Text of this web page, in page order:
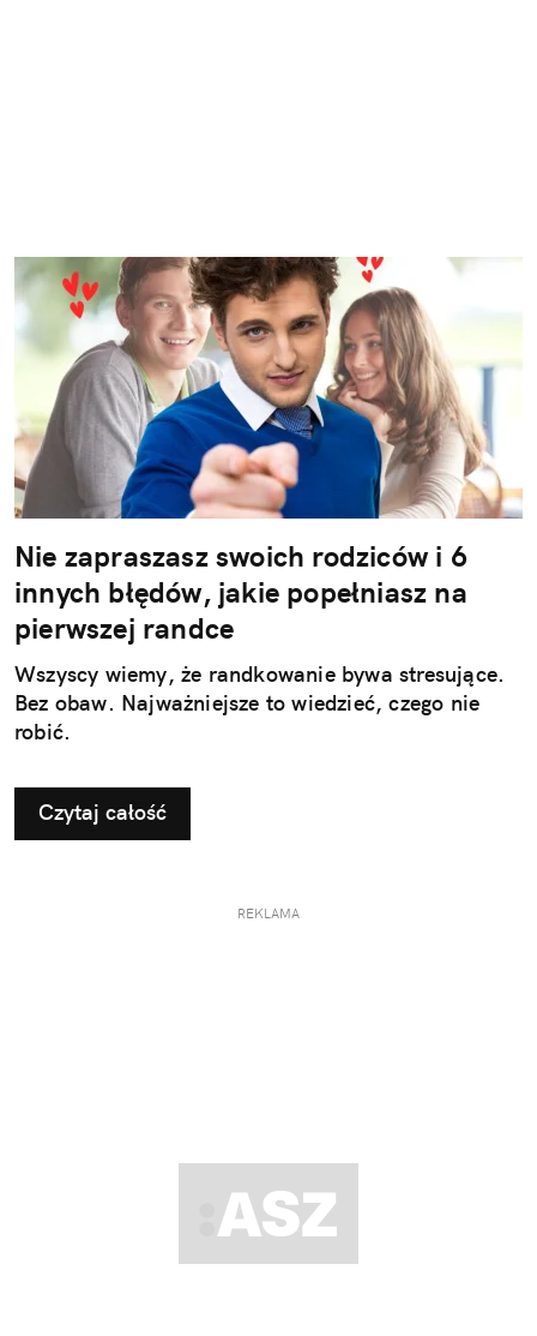
Nie zapraszasz swoich rodziców i 6
innych błędów, jakie popełniasz na
pierwszej randce
Wszyscy wiemy, że randkowanie bywa stresujące.
Bez obaw. Najważniejsze to wiedzieć, czego nie
robić.
Czytaj całość
REKLAMA